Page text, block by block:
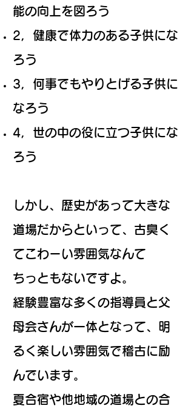
能の向上を図ろう
2，健康で体力のある子供にな
ろう
3，何事でもやりとげる子供に
なろう
4，世の中の役に立つ子供にな
ろう
しかし、歴史があって大きな
道場だからといって、古臭く
てこわーい雰囲気なんて
ちっともないですよ。
経験豊富な多くの指導員と父
母会さんが一体となって、明
るく楽しい雰囲気で稽古に励
んでいます。
夏合宿や他地域の道場との合